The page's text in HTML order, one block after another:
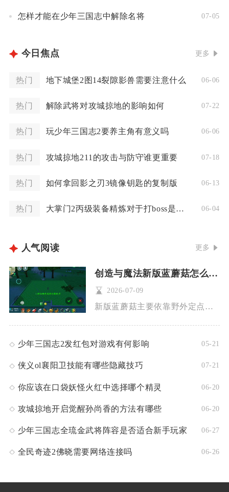
怎样才能在少年三国志中解除名将 07-05
今日焦点 更多
热门 地下城堡2图14裂隙影兽需要注意什么 06-06
热门 解除武将对攻城掠地的影响如何 07-22
热门 玩少年三国志2要养主角有意义吗 06-06
热门 攻城掠地211的攻击与防守谁更重要 07-18
热门 如何拿回影之刃3镜像钥匙的复制版 06-13
热门 大掌门2丙级装备精炼对于打boss是否更有帮助 06-04
人气阅读 更多
创造与魔法新版蓝蘑菇怎么获取
2026-07-09
新版蓝蘑菇主要依靠野外定点采集为主，搭配种植繁育辅助量产，核...
少年三国志2发红包对游戏有何影响 05-21
侠义ol襄阳卫技能有哪些隐藏技巧 07-21
你应该在口袋妖怪火红中选择哪个精灵 06-20
攻城掠地开启觉醒孙尚香的方法有哪些 06-20
少年三国志全琉金武将阵容是否适合新手玩家 06-27
全民奇迹2佛晓需要网络连接吗 06-26